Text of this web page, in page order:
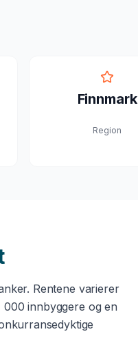
Finnmark
Region
Rentene varierer
000 innbyggere og en